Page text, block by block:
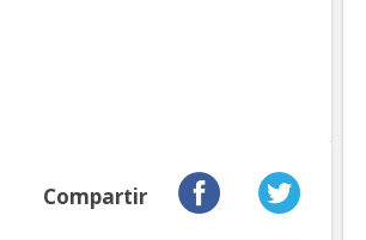
Compartir